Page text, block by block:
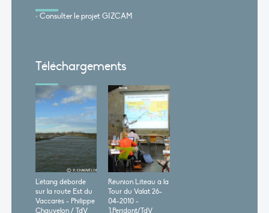
Consulter le projet GIZCAM
Téléchargements
L'étang déborde
sur la route Est du
Vaccarès - Philippe
Chauvelon / TdV
Réunion Liteau à la
Tour du Valat 26-
04-2010 -
J.Peridont/TdV